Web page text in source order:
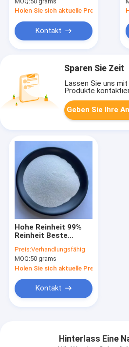
Verkauf
Holen Sie sich aktuelle Preis
Kontakt
Sparen Sie Zeit
Lassen Sie uns
Produkte
Geben Sie Ihre
Hohe Reinheit 99%
Reinheit Beste
38304-91-5
Preis:Verhandlungsfähig
MOQ:50 grams
Holen Sie sich aktuelle Preis
Kontakt
Hinterlass Eine